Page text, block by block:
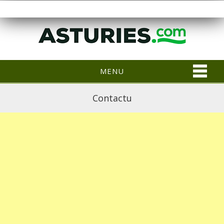
MENU
Contactu